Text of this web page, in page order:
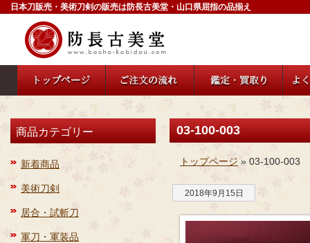
日本刀販売・美術刀剣の販売は防長古美堂・山口県屈指の品揃え
商品カテゴリー
新着商品
美術刀剣
居合・試斬刀
軍刀・軍装品
03-100-003
トップページ » 03-100-003
2018年9月15日